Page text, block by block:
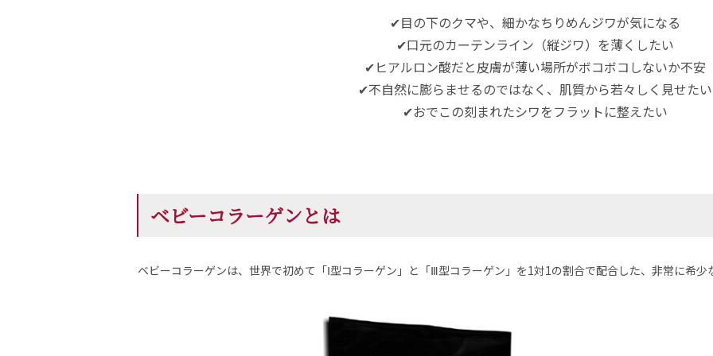
✔目の下のクマや、細かなちりめんジワが気になる
✔口元のカーテンライン（縦ジワ）を薄くしたい
✔ヒアルロン酸だと皮膚が薄い場所がボコボコしないか不安
✔不自然に膨らませるのではなく、肌質から若々しく見せたい
✔おでこの刻まれたシワをフラットに整えたい
ベビーコラーゲンとは
ベビーコラーゲンは、世界で初めて「Ⅰ型コラーゲン」と「Ⅲ型コラーゲン」を1対1の割合で配合した、非常に希少